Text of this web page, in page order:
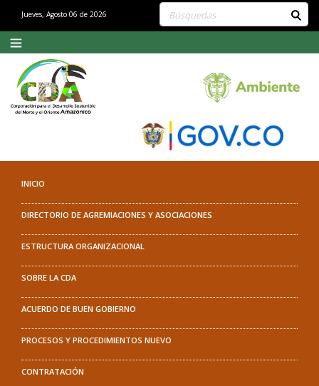
Jueves, Agosto 06 de 2026 Buscar contenido en el sitio
INICIO
DIRECTORIO DE AGREMIACIONES Y ASOCIACIONES
ESTRUCTURA ORGANIZACIONAL
SOBRE LA CDA
ACUERDO DE BUEN GOBIERNO
PROCESOS Y PROCEDIMIENTOS NUEVO
CONTRATACIÓN